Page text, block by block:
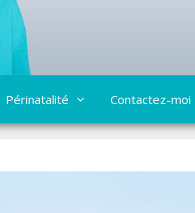
Périnatalité Contactez-moi